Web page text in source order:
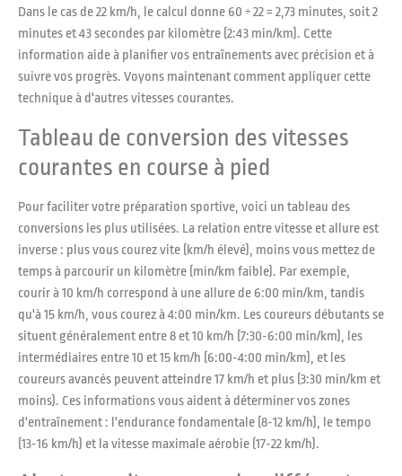
Dans le cas de 22 km/h, le calcul donne 60 ÷ 22 = 2,73 minutes, soit 2
minutes et 43 secondes par kilomètre (2:43 min/km). Cette
information aide à planifier vos entraînements avec précision et à
suivre vos progrès. Voyons maintenant comment appliquer cette
technique à d'autres vitesses courantes.
Tableau de conversion des vitesses
courantes en course à pied
Pour faciliter votre préparation sportive, voici un tableau des
conversions les plus utilisées. La relation entre vitesse et allure est
inverse : plus vous courez vite (km/h élevé), moins vous mettez de
temps à parcourir un kilomètre (min/km faible). Par exemple,
courir à 10 km/h correspond à une allure de 6:00 min/km, tandis
qu'à 15 km/h, vous courez à 4:00 min/km. Les coureurs débutants se
situent généralement entre 8 et 10 km/h (7:30-6:00 min/km), les
intermédiaires entre 10 et 15 km/h (6:00-4:00 min/km), et les
coureurs avancés peuvent atteindre 17 km/h et plus (3:30 min/km et
moins). Ces informations vous aident à déterminer vos zones
d'entraînement : l'endurance fondamentale (8-12 km/h), le tempo
(13-16 km/h) et la vitesse maximale aérobie (17-22 km/h).